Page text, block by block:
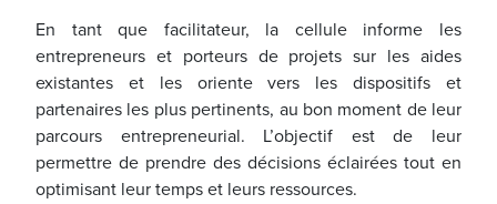
En tant que facilitateur, la cellule informe les
entrepreneurs et porteurs de projets sur les aides
existantes et les oriente vers les dispositifs et
partenaires les plus pertinents, au bon moment de leur
parcours entrepreneurial. L’objectif est de leur
permettre de prendre des décisions éclairées tout en
optimisant leur temps et leurs ressources.